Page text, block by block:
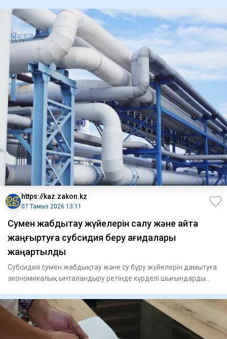
https://kaz.zakon.kz
07 Тамыз 2026 13:11
Сумен жабдықтау жүйелерін салу және қайта
жаңғыртуға субсидия беру қағидалары
жаңартылды
Субсидия сумен жабдықтау және су бұру жүйелерін дамытуға
экономикалық ынталандыру ретінде күрделі шығындарды